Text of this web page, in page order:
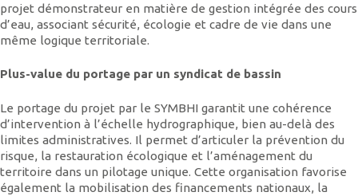
projet démonstrateur en matière de gestion intégrée des cours
d’eau, associant sécurité, écologie et cadre de vie dans une
même logique territoriale.
Plus-value du portage par un syndicat de bassin
Le portage du projet par le SYMBHI garantit une cohérence
d’intervention à l’échelle hydrographique, bien au-delà des
limites administratives. Il permet d’articuler la prévention du
risque, la restauration écologique et l’aménagement du
territoire dans un pilotage unique. Cette organisation favorise
également la mobilisation des financements nationaux, la